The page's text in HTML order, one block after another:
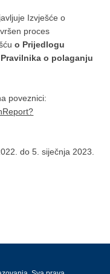
Izvješće o
proces
o Prijedlogu
o polaganju
poveznici:
do 5. siječnja 2023.